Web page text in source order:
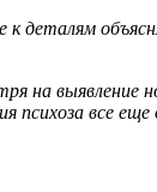
к деталям
на выявление
психоза все